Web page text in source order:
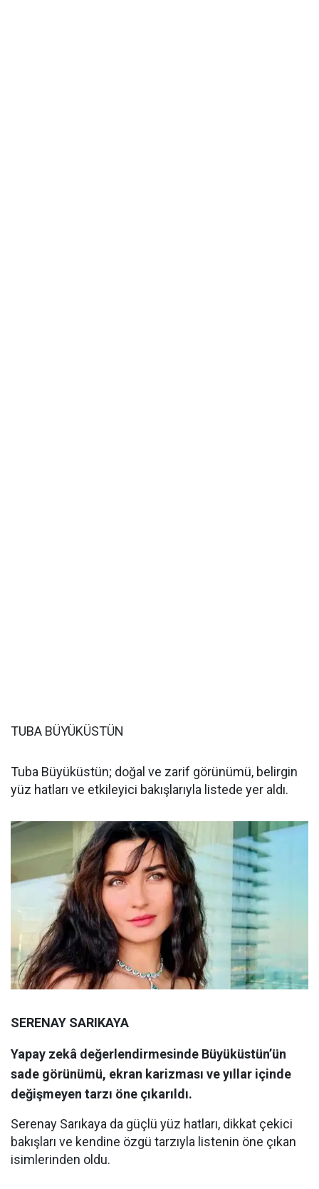
TUBA BÜYÜKÜSTÜN
Tuba Büyüküstün; doğal ve zarif görünümü, belirgin
yüz hatları ve etkileyici bakışlarıyla listede yer aldı.
SERENAY SARIKAYA
Yapay zekâ değerlendirmesinde Büyüküstün’ün
sade görünümü, ekran karizması ve yıllar içinde
değişmeyen tarzı öne çıkarıldı.
Serenay Sarıkaya da güçlü yüz hatları, dikkat çekici
bakışları ve kendine özgü tarzıyla listenin öne çıkan
isimlerinden oldu.